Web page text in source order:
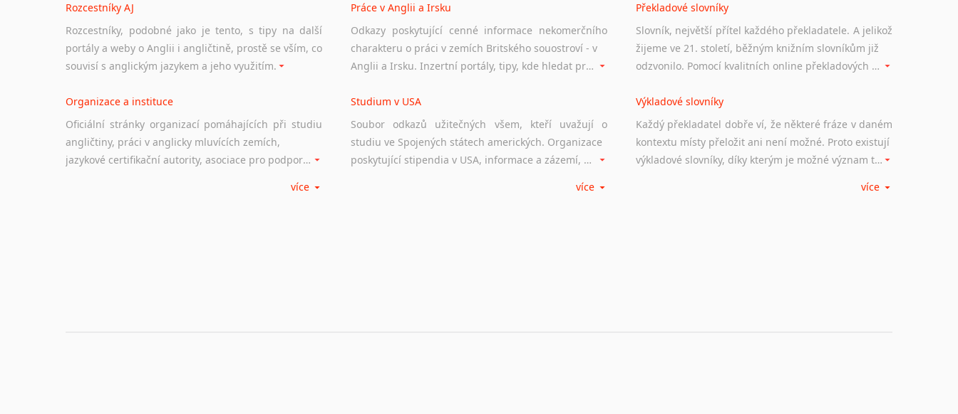
Rozcestníky AJ
Rozcestníky, podobné jako je tento, s tipy na další
portály a weby o Anglii i angličtině, prostě se vším, co
souvisí s anglickým jazykem a jeho využitím.
Organizace a instituce
Oficiální stránky organizací pomáhajících při studiu
angličtiny, práci v anglicky mluvících zemích,
jazykové certifikační autority, asociace pro podporu jazykového vzdělávání ad.
více
Práce v Anglii a Irsku
Odkazy poskytující cenné informace nekomerčního
charakteru o práci v zemích Britského souostroví - v
Anglii a Irsku. Inzertní portály, tipy, kde hledat práci na internetu případně osobní zkušenosti ostatních.
Studium v USA
Soubor odkazů užitečných všem, kteří uvažují o
studiu ve Spojených státech amerických. Organizace
poskytující stipendia v USA, informace a zázemí, univerzity i zkušenosti studentů.
více
Překladové slovníky
Slovník, největší přítel každého překladatele. A jelikož
žijeme ve 21. století, běžným knižním slovníkům již
odzvonilo. Pomocí kvalitních online překladových slovníků již nemusíte únavně listovat alfabetickým schématem uspořádání, stačí napsat vstupní frázi a dřív, než řeknete švec, vyskočí vám hledaný výraz.
Výkladové slovníky
Každý překladatel dobře ví, že některé fráze v daném
kontextu místy přeložit ani není možné. Proto existují
výkladové slovníky, díky kterým je možné význam takovýchto frází rozklíčovat.
více